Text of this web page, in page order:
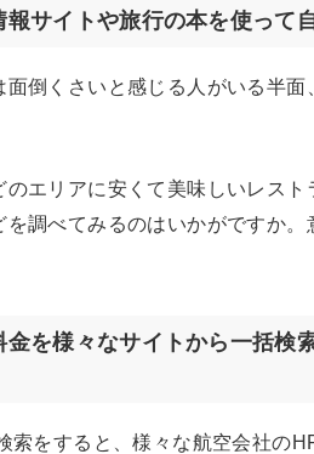
サイトや旅行の本を使って
倒くさいと感じる人がいる半
エリアに安くて美味しいレス
を調べてみるのはいかがですか
を様々なサイトから一括検
索をすると、様々な航空会社の